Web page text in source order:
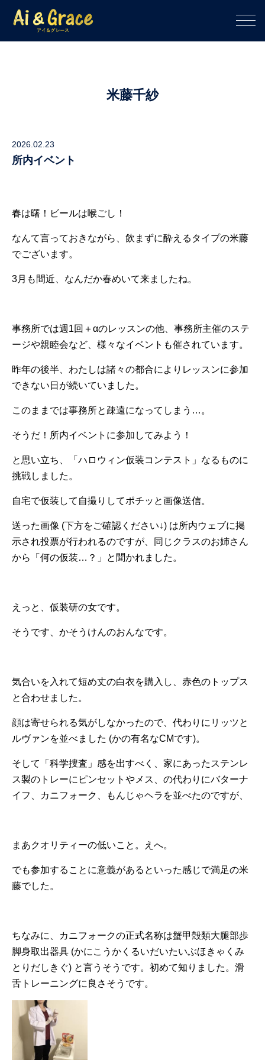
米藤千紗
2026.02.23
所内イベント
春は曙！ビールは喉ごし！
なんて言っておきながら、飲まずに酔えるタイプの米藤
でございます。
3月も間近、なんだか春めいて来ましたね。
事務所では週1回＋αのレッスンの他、事務所主催のステ
ージや親睦会など、様々なイベントも催されています。
昨年の後半、わたしは諸々の都合によりレッスンに参加
できない日が続いていました。
このままでは事務所と疎遠になってしまう…。
そうだ！所内イベントに参加してみよう！
と思い立ち、「ハロウィン仮装コンテスト」なるものに
挑戦しました。
自宅で仮装して自撮りしてポチッと画像送信。
送った画像 (下方をご確認ください↓) は所内ウェブに掲
示され投票が行われるのですが、同じクラスのお姉さん
から「何の仮装…？」と聞かれました。
えっと、仮装研の女です。
そうです、かそうけんのおんなです。
気合いを入れて短め丈の白衣を購入し、赤色のトップス
と合わせました。
顔は寄せられる気がしなかったので、代わりにリッツと
ルヴァンを並べました (かの有名なCMです)。
そして「科学捜査」感を出すべく、家にあったステンレ
ス製のトレーにピンセットやメス、の代わりにバターナ
イフ、カニフォーク、もんじゃヘラを並べたのですが、
まあクオリティーの低いこと。えへ。
でも参加することに意義があるといった感じで満足の米
藤でした。
ちなみに、カニフォークの正式名称は蟹甲殻類大腿部歩
脚身取出器具 (かにこうかくるいだいたいぶほきゃくみ
とりだしきぐ) と言うそうです。初めて知りました。滑
舌トレーニングに良さそうです。